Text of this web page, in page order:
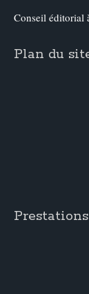
Conseil éditorial
Plan du
Prestations